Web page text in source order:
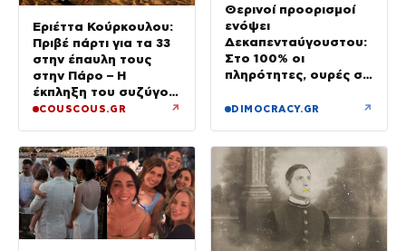
Εριέττα Κούρκουλου:
Πριβέ πάρτι για τα 33
στην έπαυλη τους
στην Πάρο – Η
έκπληξη του συζύγου
της
COUSCOUS.GR ↗
Θερινοί προορισμοί
ενόψει
Δεκαπενταύγουστου:
Στο 100% οι
πληρότητες, ουρές σε
ΚΤΕΛ
DIMOCRACY.GR ↗